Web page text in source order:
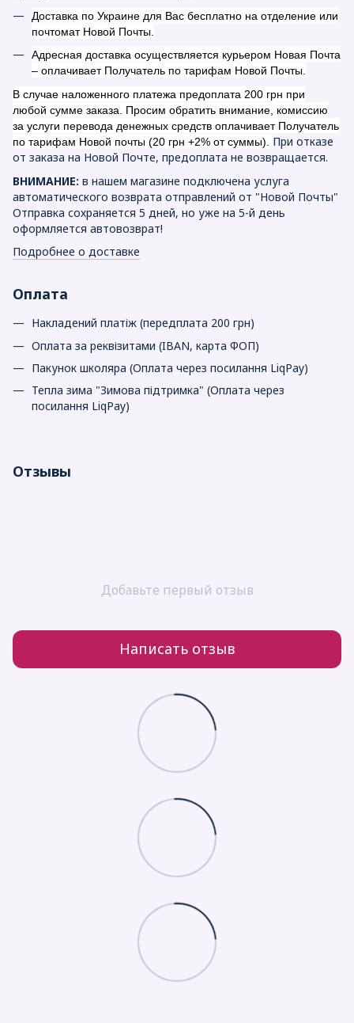
Доставка по Украине для Вас бесплатно на отделение или
почтомат Новой Почты.
Адресная доставка осуществляется курьером Новая Почта
– оплачивает Получатель по тарифам Новой Почты.
В случае наложенного платежа предоплата 200 грн при
любой сумме заказа. Просим обратить внимание, комиссию
за услуги перевода денежных средств оплачивает Получатель
по тарифам Новой почты (20 грн +2% от суммы). При отказе
от заказа на Новой Почте, предоплата не возвращается.
ВНИМАНИЕ: в нашем магазине подключена услуга
автоматического возврата отправлений от "Новой Почты"
Отправка сохраняется 5 дней, но уже на 5-й день
оформляется автовозврат!
Подробнее о доставке
Оплата
Накладений платіж (передплата 200 грн)
Оплата за реквізитами (IBAN, карта ФОП)
Пакунок школяра (Оплата через посилання LiqPay)
Тепла зима "Зимова підтримка" (Оплата через
посилання LiqPay)
Отзывы
Добавьте первый отзыв
Написать отзыв